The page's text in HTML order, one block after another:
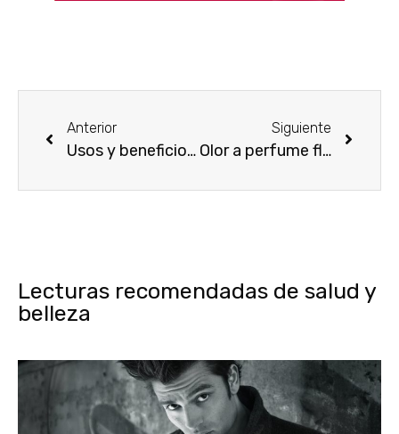
Anterior
Usos y beneficios del agua termal
Siguiente
Olor a perfume floral: ¿a qué huelen las flores?
Lecturas recomendadas de salud y
belleza